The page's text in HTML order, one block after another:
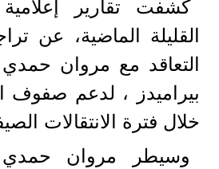
كشفت تقارير
القليلة الماضية، عن
التعاقد مع مروان
بيراميدز ، لدعم صفوف
خلال فترة الانتقالات
وسيطر مروان